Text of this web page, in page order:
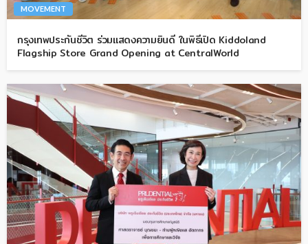
MOVEMENT
กรุงเทพประกันชีวิต ร่วมแสดงความยินดี ในพิธีเปิด Kiddoland
Flagship Store Grand Opening at CentralWorld